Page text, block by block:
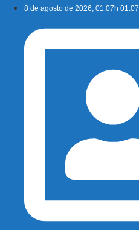
conteúdo
8 de agosto de 2026, 01:07h 01:07